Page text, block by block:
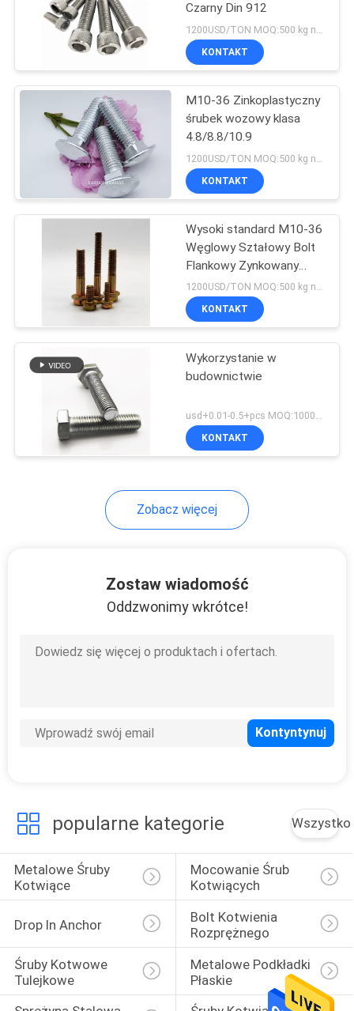
Pręt gwintowany
Wkręty
samowiercące
Kotwica chemiczna
Śruby sześciokątne
sześciokątne
Śruby i elementy
mocujące
70
26
Czarny Din 912
KONTAKT
M10-36 Zinkoplastyczny
śrubek wozowy klasa
4.8/8.8/10.9
KONTAKT
Wysoki standard M10-36
Węglowy Ształowy Bolt
Flankowy Zynkowany
Klasa 4.8/8.8/10.9
1200USD/TON MOQ:500 kg na rozmiar
KONTAKT
Wykorzystanie w
budownictwie
usd+0.01-0.5+pcs MOQ:100000szt
KONTAKT
Zobacz więcej
Zostaw wiadomość
Oddzwonimy wkrótce!
popularne kategorie Wszystko
Metalowe Śruby
Kotwiące
Mocowanie Śrub
Kotwiących
Drop In Anchor
Bolt Kotwienia
Rozprężnego
Śruby Kotwowe
Tulejkowe
Metalowe Podkładki
Płaskie